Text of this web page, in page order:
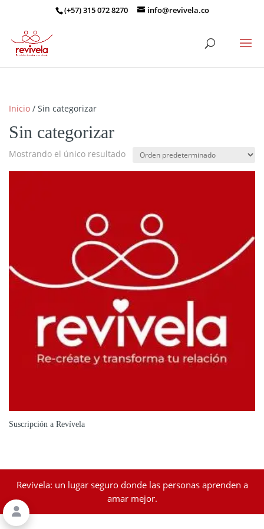
(+57) 315 072 8270 info@revivela.co
Inicio / Sin categorizar
Sin categorizar
Mostrando el único resultado
Suscripción a Revívela
Revívela: un lugar seguro donde las personas aprenden a
amar mejor.